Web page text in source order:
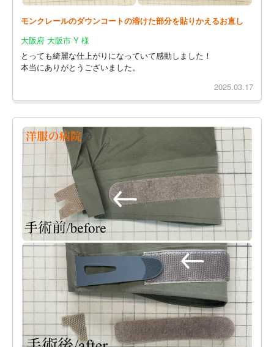
モンクレールのダウンコートの溶けた部分を貼りかえるお直し
大阪府 大阪市 Y 様
とっても綺麗な仕上がりになっていて感動しました！
本当にありがとうございました。
2025.03.17